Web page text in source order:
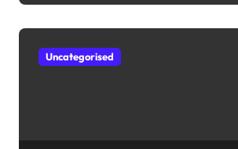
Uncategorised